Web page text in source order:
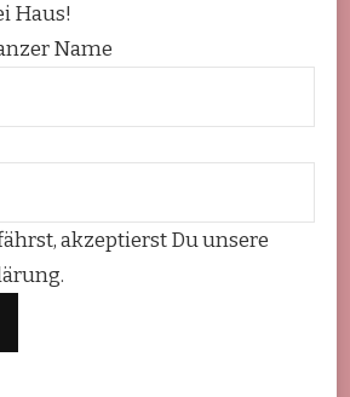
Haus!
Name
akzeptierst Du unsere